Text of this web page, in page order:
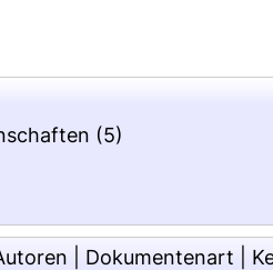
(5)
Dokumentenart